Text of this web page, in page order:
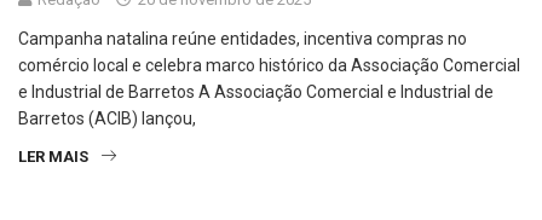
Campanha natalina reúne entidades, incentiva compras no
comércio local e celebra marco histórico da Associação Comercial
e Industrial de Barretos A Associação Comercial e Industrial de
Barretos (ACIB) lançou,
LER MAIS